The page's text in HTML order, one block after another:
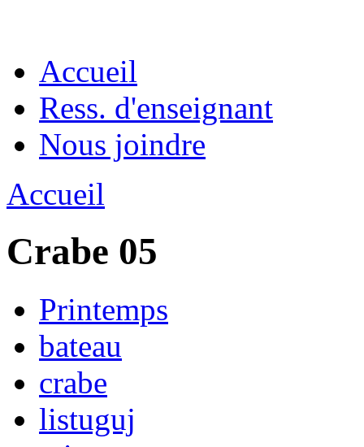
Accueil
Ress. d'enseignant
Nous joindre
Accueil
Crabe 05
Printemps
bateau
crabe
listuguj